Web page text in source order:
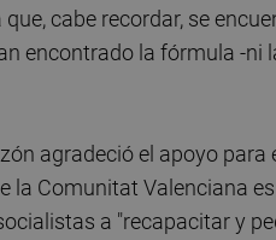
cabe recordar, se
encontrado la fórmula -ni
agradeció el apoyo para
la Comunitat Valenciana
a "recapacitar y